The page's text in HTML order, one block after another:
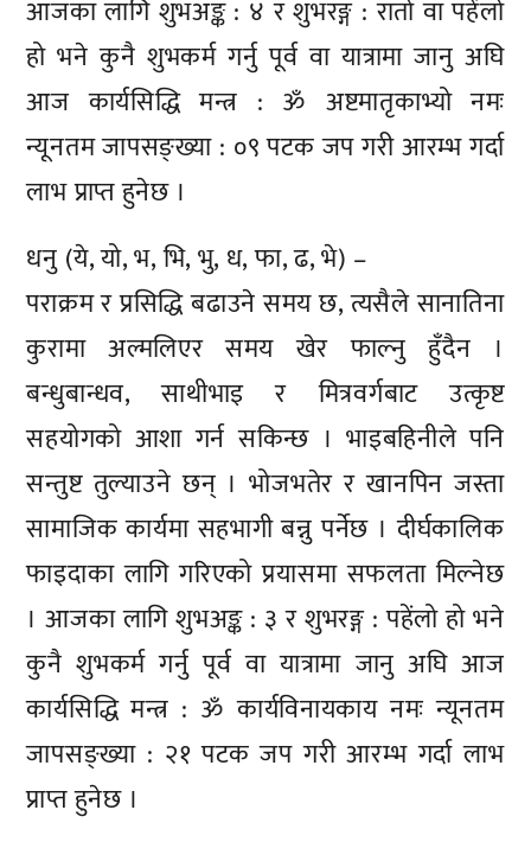
आजका लागि शुभअङ्क : ४ र शुभरङ्ग : रातो वा पहेंलो
हो भने कुनै शुभकर्म गर्नु पूर्व वा यात्रामा जानु अघि
आज कार्यसिद्धि मन्त्र : ॐ अष्टमातृकाभ्यो नमः
न्यूनतम जापसङ्ख्या : ०९ पटक जप गरी आरम्भ गर्दा
लाभ प्राप्त हुनेछ ।
धनु (ये, यो, भ, भि, भु, ध, फा, ढ, भे) –
पराक्रम र प्रसिद्धि बढाउने समय छ, त्यसैले सानातिना
कुरामा अल्मलिएर समय खेर फाल्नु हुँदैन ।
बन्धुबान्धव, साथीभाइ र मित्रवर्गबाट उत्कृष्ट
सहयोगको आशा गर्न सकिन्छ । भाइबहिनीले पनि
सन्तुष्ट तुल्याउने छन् । भोजभतेर र खानपिन जस्ता
सामाजिक कार्यमा सहभागी बन्नु पर्नेछ । दीर्घकालिक
फाइदाका लागि गरिएको प्रयासमा सफलता मिल्नेछ
। आजका लागि शुभअङ्क : ३ र शुभरङ्ग : पहेंलो हो भने
कुनै शुभकर्म गर्नु पूर्व वा यात्रामा जानु अघि आज
कार्यसिद्धि मन्त्र : ॐ कार्यविनायकाय नमः न्यूनतम
जापसङ्ख्या : २१ पटक जप गरी आरम्भ गर्दा लाभ
प्राप्त हुनेछ ।